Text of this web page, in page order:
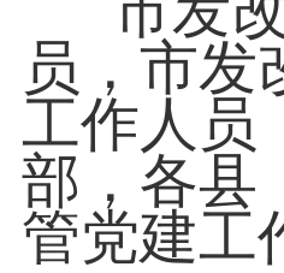
员，市发
工作人员
部，各县
管党建工